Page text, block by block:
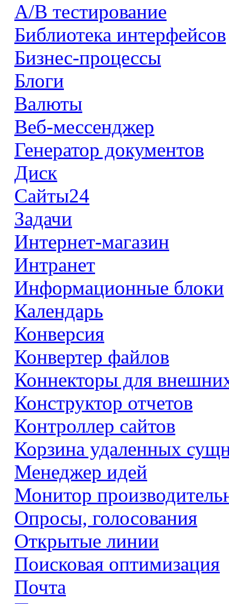
А/В тестирование
Библиотека интерфейсов
Бизнес-процессы
Блоги
Валюты
Веб-мессенджер
Генератор документов
Диск
Сайты24
Задачи
Интернет-магазин
Интранет
Информационные блоки
Календарь
Конверсия
Конвертер файлов
Коннекторы для
Конструктор отчетов
Контроллер сайтов
Корзина удаленных
Менеджер идей
Монитор
Опросы, голосования
Открытые линии
Поисковая оптимизация
Почта